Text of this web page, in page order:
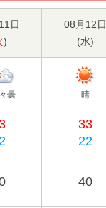
日
)
08月12日
(水)
曇 晴
33
22
40